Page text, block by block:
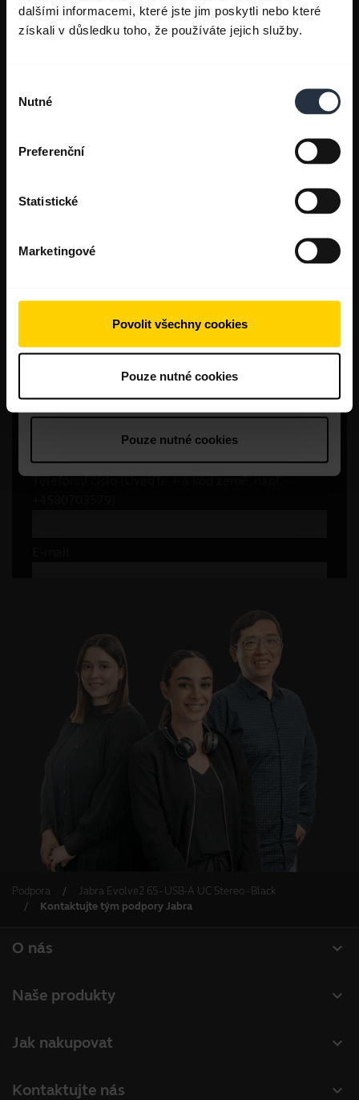
dalšími informacemi, které jste jim poskytli nebo které
získali v důsledku toho, že používáte jejich služby.
souhlasu
Nutné
Preferenční
Statistické
Marketingové
Povolit všechny cookies
Pouze nutné cookies
Podpora
Jabra Evolve2 65 - USB-A UC Stereo - Black
Kontaktujte tým podpory Jabra
expand_more
O nás
Udržitelnost
expand_more
Naše produkty
Konferenční kamery
expand_more
Jak nakupovat
expand_more
Kontaktujte nás